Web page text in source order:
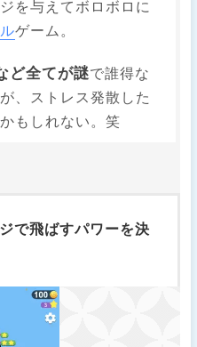
を与えてボロボロに
ゲーム。
ど全てが謎で誰得な
、ストレス発散した
もしれない。笑
で飛ばすパワーを決